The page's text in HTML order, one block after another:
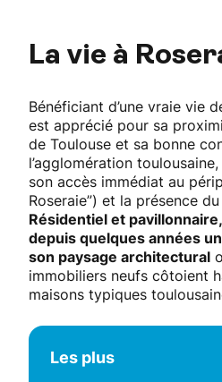
La vie à
Bénéficiant d’une vraie vie
est apprécié pour sa
de Toulouse et sa bonne
l’agglomération
son accès immédiat au
Roseraie”) et la présence
Résidentiel et
depuis quelques années
son paysage architectural
immobiliers neufs côtoient
maisons typiques
Les plus